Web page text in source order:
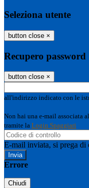
Seleziona utente
button close ×
Recupero password
button close ×
all'indirizzo indicato con le
Non hai una e-mail associata
tramite la Login Spaggiari
E-mail inviata, si prega di
Errore
Chiudi